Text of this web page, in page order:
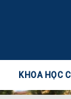
KHOA HỌC